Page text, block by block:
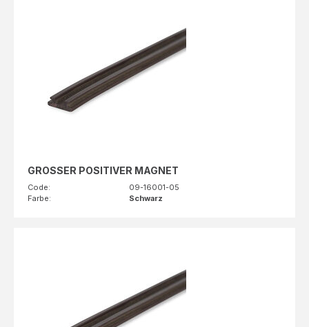
GROSSER POSITIVER MAGNET
Code:
09-16001-05
Farbe:
Schwarz